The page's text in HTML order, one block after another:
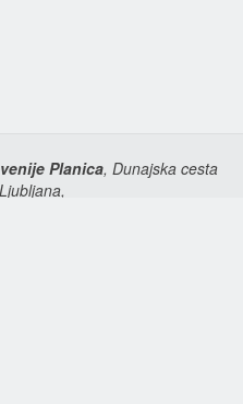
Planica, Dunajska cesta